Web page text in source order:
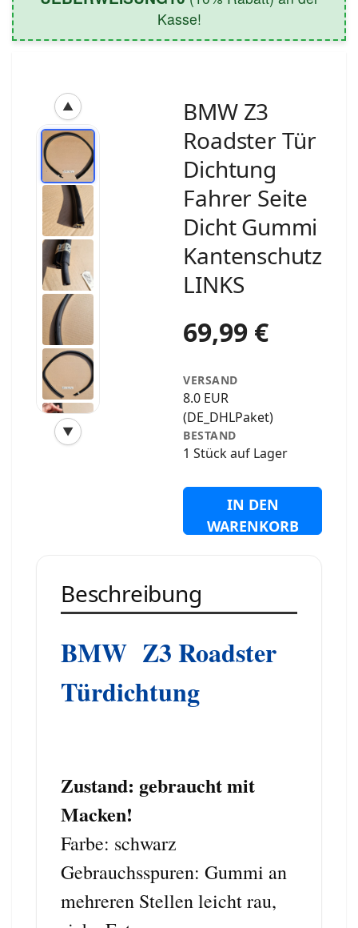
Kasse!
▲
▼
‹
BMW Z3
Roadster Tür
Dichtung
Fahrer Seite
Dicht Gummi
Kantenschutz
LINKS
69,99 €
VERSAND
8.0 EUR
(DE_DHLPaket)
BESTAND
1 Stück auf Lager
IN DEN
WARENKORB
Beschreibung
BMW Z3 Roadster
Türdichtung
Zustand: gebraucht mit
Macken!
Farbe: schwarz
Gebrauchsspuren: Gummi an
mehreren Stellen leicht rau,